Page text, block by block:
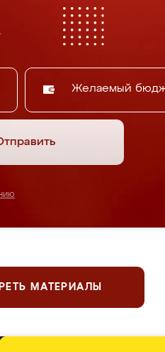
Желаемый
МАТЕРИАЛЫ